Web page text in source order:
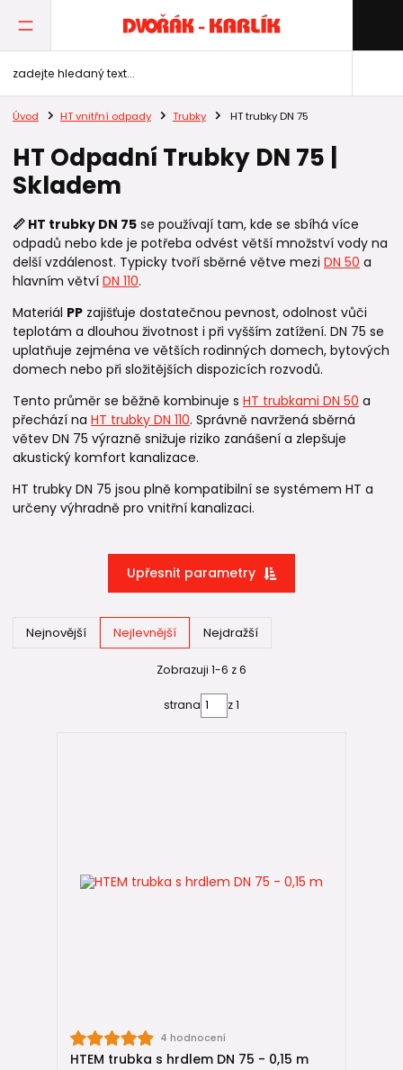
Úvod HT vnitřní odpady Trubky HT trubky DN 75
HT Odpadní Trubky DN 75 |
Skladem
📏 HT trubky DN 75 se používají tam, kde se sbíhá více
odpadů nebo kde je potřeba odvést větší množství vody na
delší vzdálenost. Typicky tvoří sběrné větve mezi DN 50 a
hlavním větví DN 110.
Materiál PP zajišťuje dostatečnou pevnost, odolnost vůči
teplotám a dlouhou životnost i při vyšším zatížení. DN 75 se
uplatňuje zejména ve větších rodinných domech, bytových
domech nebo při složitějších dispozicích rozvodů.
Tento průměr se běžně kombinuje s HT trubkami DN 50 a
přechází na HT trubky DN 110. Správně navržená sběrná
větev DN 75 výrazně snižuje riziko zanášení a zlepšuje
akustický komfort kanalizace.
HT trubky DN 75 jsou plně kompatibilní se systémem HT a
určeny výhradně pro vnitřní kanalizaci.
Upřesnit parametry
Nejnovější Nejlevnější Nejdražší
Zobrazuji 1-6 z 6
strana z 1
4 hodnocení
HTEM trubka s hrdlem DN 75 - 0,15 m